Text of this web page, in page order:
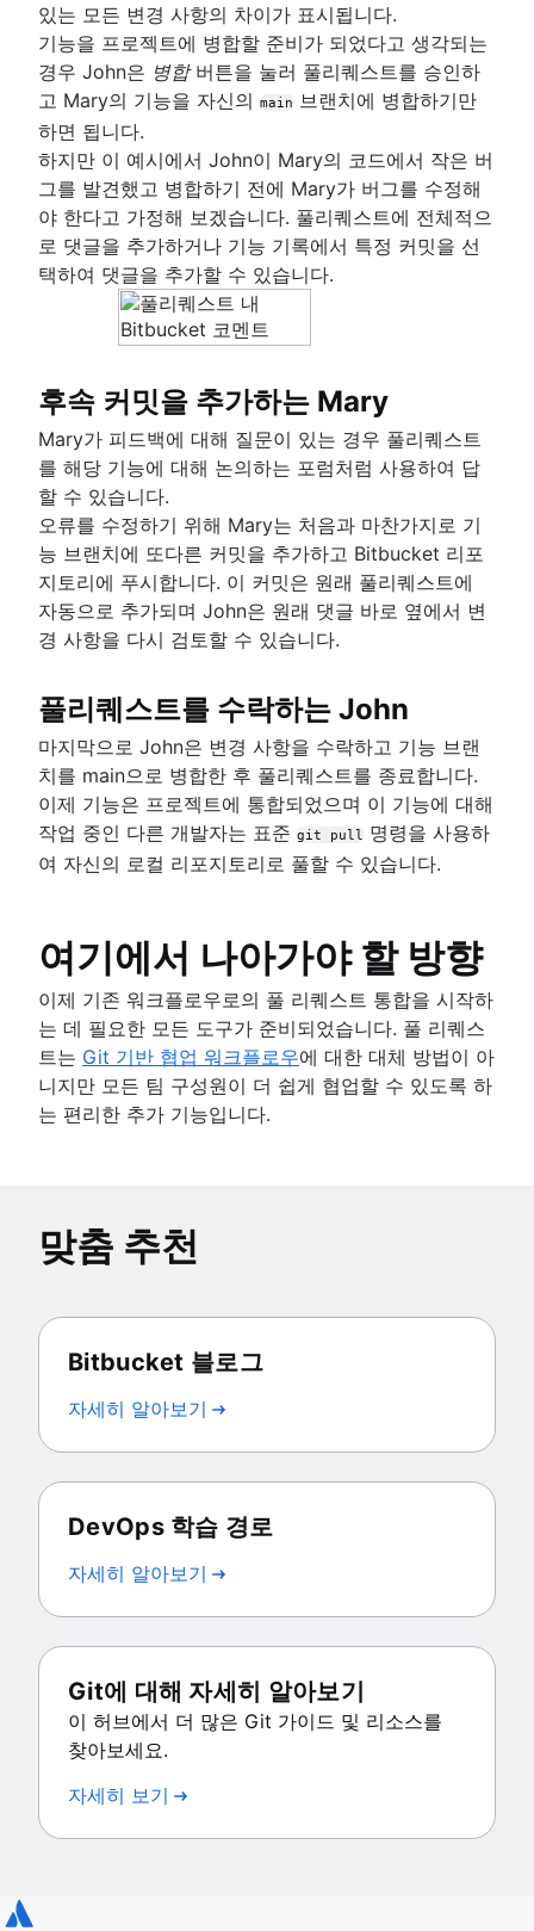
있는 모든 변경 사항의 차이가 표시됩니다.
기능을 프로젝트에 병합할 준비가 되었다고 생각되는
경우 John은 병합버튼을 눌러 풀리퀘스트를 승인하
고 Mary의 기능을 자신의 main
브랜치에 병합하기만
하면 됩니다.
하지만 이 예시에서 John이 Mary의 코드에서 작은 버
그를 발견했고 병합하기 전에 Mary가 버그를 수정해
야 한다고 가정해 보겠습니다. 풀리퀘스트에 전체적으
로 댓글을 추가하거나 기능 기록에서 특정 커밋을 선
택하여 댓글을 추가할 수 있습니다.
후속 커밋을 추가하는 Mary
Mary가 피드백에 대해 질문이 있는 경우 풀리퀘스트
를 해당 기능에 대해 논의하는 포럼처럼 사용하여 답
할 수 있습니다.
오류를 수정하기 위해 Mary는 처음과 마찬가지로 기
능 브랜치에 또다른 커밋을 추가하고 Bitbucket 리포
지토리에 푸시합니다. 이 커밋은 원래 풀리퀘스트에
자동으로 추가되며 John은 원래 댓글 바로 옆에서 변
경 사항을 다시 검토할 수 있습니다.
풀리퀘스트를 수락하는 John
마지막으로 John은 변경 사항을 수락하고 기능 브랜
치를 main으로 병합한 후 풀리퀘스트를 종료합니다.
이제 기능은 프로젝트에 통합되었으며 이 기능에 대해
작업 중인 다른 개발자는 표준 git pull
명령을 사용하
여 자신의 로컬 리포지토리로 풀할 수 있습니다.
여기에서 나아가야 할 방향
이제 기존 워크플로우로의 풀 리퀘스트 통합을 시작하
는 데 필요한 모든 도구가 준비되었습니다. 풀 리퀘스
트는 Git 기반 협업 워크플로우에 대한 대체 방법이 아
니지만 모든 팀 구성원이 더 쉽게 협업할 수 있도록 하
는 편리한 추가 기능입니다.
맞춤 추천
Bitbucket 블로그
자세히 알아보기
DevOps 학습 경로
자세히 알아보기
Git에 대해 자세히 알아보기
이 허브에서 더 많은 Git 가이드 및 리소스를
찾아보세요.
자세히 보기